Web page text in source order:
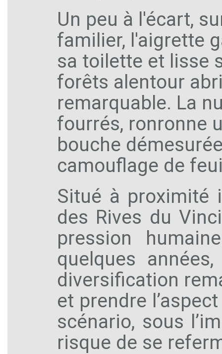
Un peu à l'écart,
familier, l'aigrette
sa toilette et lisse
forêts alentour
remarquable. La
fourrés, ronronne
bouche
camouflage de
Situé à proximité
des Rives du
pression
quelques
diversification
et prendre
scénario, sous
risque de se